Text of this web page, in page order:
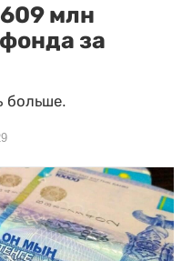
млн
за
больше.